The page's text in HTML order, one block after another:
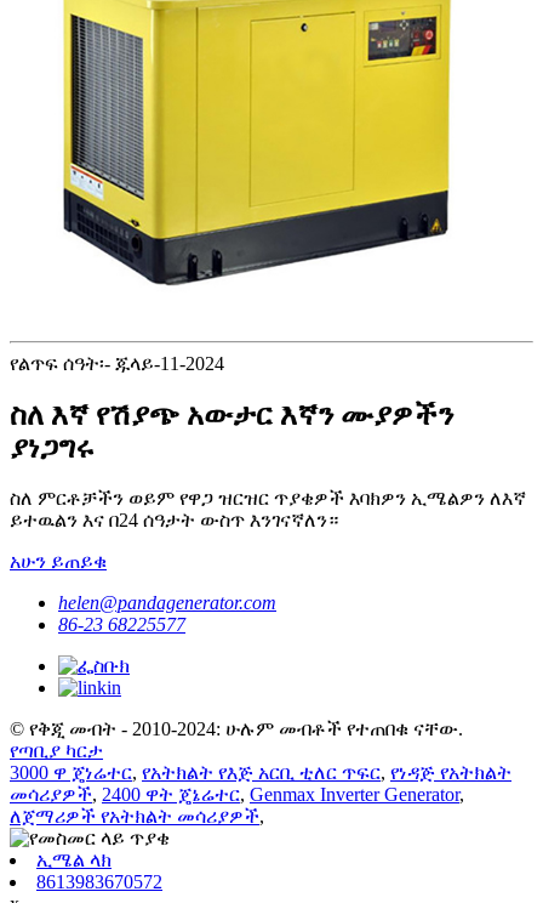
የልጥፍ ሰዓት፡- ጁላይ-11-2024
ስለ እኛ የሽያጭ አውታር እኛን ሙያዎችን
ያነጋግሩ
ስለ ምርቶቻችን ወይም የዋጋ ዝርዝር ጥያቄዎች እባክዎን ኢሜልዎን ለእኛ
ይተዉልን እና በ24 ሰዓታት ውስጥ እንገናኛለን።
አሁን ይጠይቁ
helen@pandagenerator.com
86-23 68225577
© የቅጂ መብት - 2010-2024: ሁሉም መብቶች የተጠበቁ ናቸው.
የጣቢያ ካርታ
3000 ዋ ጄነሬተር, የአትክልት የእጅ አርቢ ቲለር ጥፍር, የነዳጅ የአትክልት
መሳሪያዎች, 2400 ዋት ጄኔሬተር, Genmax Inverter Generator,
ለጀማሪዎች የአትክልት መሳሪያዎች,
ኢሜል ላክ
8613983670572